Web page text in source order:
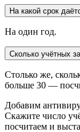
На какой срок
На один год.
Сколько учётных
Столько же,
больше 30 —
Добавим
Скажите число
посчитаем и